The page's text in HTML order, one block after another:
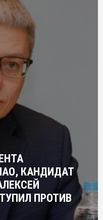
КАНДИДАТ
ПРОТИВ